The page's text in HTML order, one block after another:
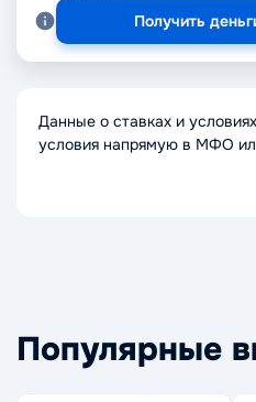
Получить
Данные о ставках и
условия напрямую в МФО
Популярные